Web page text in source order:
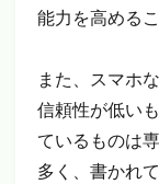
能力を高める
また、スマホ
信頼性が低い
ているものは
多く、書かれ